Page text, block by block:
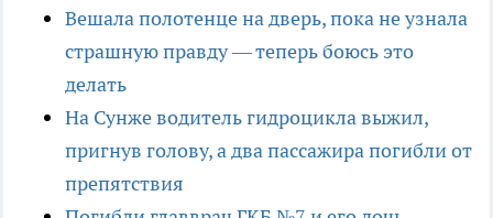
Вешала полотенце на дверь, пока не узнала
страшную правду — теперь боюсь это
делать
На Сунже водитель гидроцикла выжил,
пригнув голову, а два пассажира погибли от
препятствия